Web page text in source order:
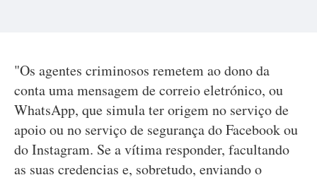
"Os agentes criminosos remetem ao dono da
conta uma mensagem de correio eletrónico, ou
WhatsApp, que simula ter origem no serviço de
apoio ou no serviço de segurança do Facebook ou
do Instagram. Se a vítima responder, facultando
as suas credencias e, sobretudo, enviando o